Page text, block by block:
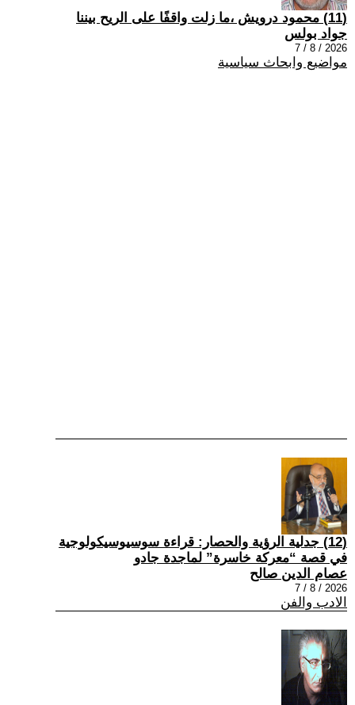
(11) محمود درويش ،ما زلت واقفًا على الريح بيننا
جواد بولس
2026 / 8 / 7
مواضيع وابحاث سياسية
(12) جدلية الرؤية والحصار: قراءة سوسيوسيكولوجية
في قصة “معركة خاسرة” لماجدة جادو
عصام الدين صالح
2026 / 8 / 7
الادب والفن